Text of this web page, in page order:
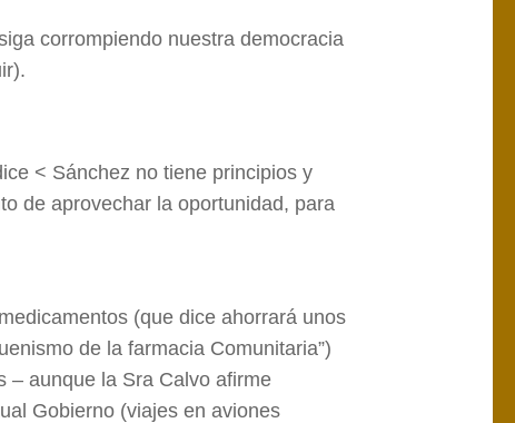
corrompiendo nuestra democracia
< Sánchez no tiene principios y
de aprovechar la oportunidad, para
(que dice ahorrará unos
de la farmacia Comunitaria”)
– aunque la Sra Calvo afirme
Gobierno (viajes en aviones